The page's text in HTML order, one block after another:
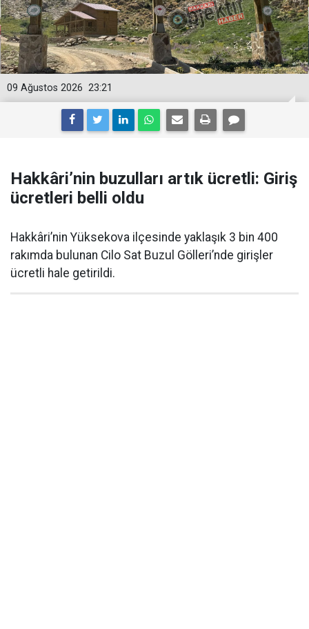
23:21
09 Ağustos 2026
Hakkâri’nin buzulları artık ücretli: Giriş
ücretleri belli oldu
Hakkâri’nin Yüksekova ilçesinde yaklaşık 3 bin 400
rakımda bulunan Cilo Sat Buzul Gölleri’nde girişler
ücretli hale getirildi.